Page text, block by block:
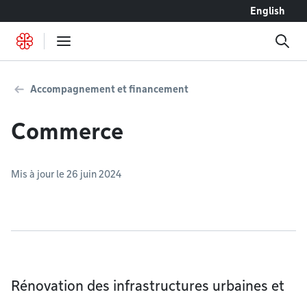
English
Accompagnement et financement
Commerce
Mis à jour le 26 juin 2024
Rénovation des infrastructures urbaines et